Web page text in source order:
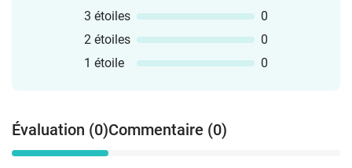
3 étoiles
0
2 étoiles
0
1 étoile
0
Évaluation (0)Commentaire (0)